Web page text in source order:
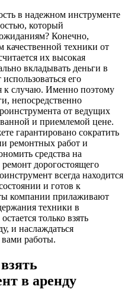
в надежном инструменте
который
Конечно,
качественной техники от
их высокая
вкладывать деньги в
его
к случаю. Именно поэтому
непосредственно
от ведущих
и приемлемой цене.
гарантировано сократить
ремонтных работ и
средства на
дорогостоящего
всегда находится
и готов к
компании прилаживают
техники в
только взять
и наслаждаться
вами работы.
в аренду